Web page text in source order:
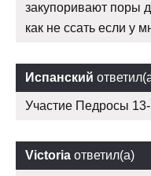
закупоривают поры
как не ссать если у
Испанский
Участие Педросы
Victoria ответил(а)